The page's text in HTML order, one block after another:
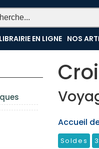
LIBRAIRIE EN LIGNE NOS
Accueil
Soldes